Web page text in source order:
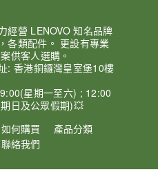
經營 LENOVO 知名品牌
各類配件。 更設有專業
供客人選購。
: 香港銅鑼灣皇室堡10樓
星期一至六) ; 12:00
日及公眾假期)💥
如何購買
產品分類
聯絡我們